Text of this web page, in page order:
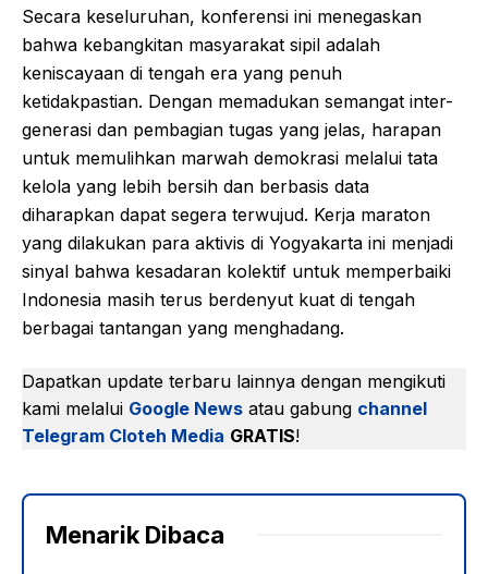
Secara keseluruhan, konferensi ini menegaskan
bahwa kebangkitan masyarakat sipil adalah
keniscayaan di tengah era yang penuh
ketidakpastian. Dengan memadukan semangat inter-
generasi dan pembagian tugas yang jelas, harapan
untuk memulihkan marwah demokrasi melalui tata
kelola yang lebih bersih dan berbasis data
diharapkan dapat segera terwujud. Kerja maraton
yang dilakukan para aktivis di Yogyakarta ini menjadi
sinyal bahwa kesadaran kolektif untuk memperbaiki
Indonesia masih terus berdenyut kuat di tengah
berbagai tantangan yang menghadang.
Dapatkan update terbaru lainnya dengan mengikuti
kami melalui Google News atau gabung channel
Telegram Cloteh Media GRATIS!
Menarik Dibaca